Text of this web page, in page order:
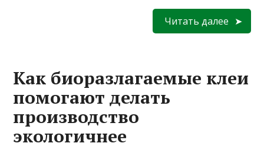
Читать далее
Как биоразлагаемые клеи
помогают делать
производство
экологичнее